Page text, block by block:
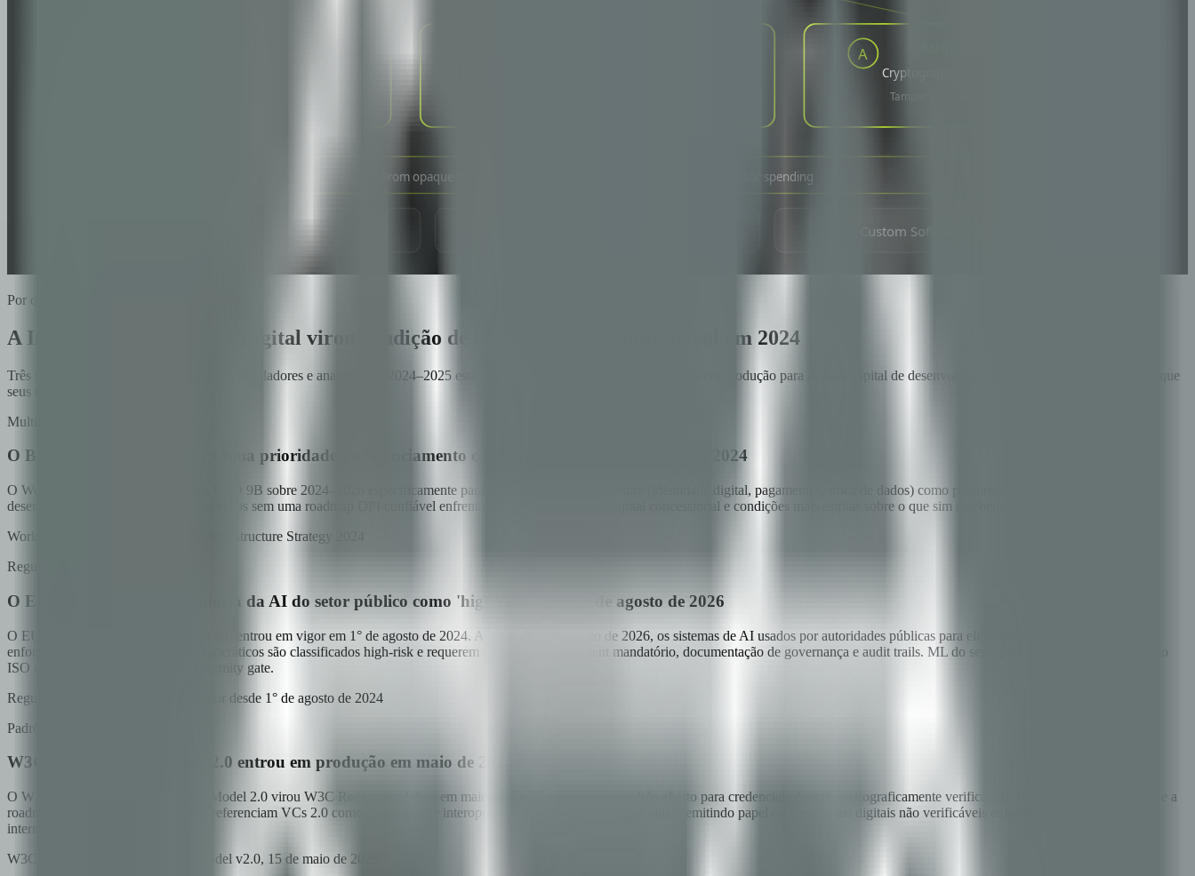
Por que agora
A Infraestrutura Pública Digital virou condição de financiamento multilateral em 2024
Três sinais convergentes de multilaterais, reguladores e analistas em 2024–2025 estão redefinindo o que um governo precisa em produção para acessar capital de desenvolvimento — e para entregar serviços que
seus cidadãos possam verificar.
Multilateral
O Banco Mundial fez de DPI uma prioridade de financiamento com USD 9B comprometidos em 2024
O World Bank Group comprometeu USD 9B sobre 2024–2026 especificamente para Digital Public Infrastructure (identidade digital, pagamentos, troca de dados) como precondição para financiamento de
desenvolvimento mais amplo. Os governos sem uma roadmap DPI confiável enfrentam acesso mais lento a capital concessional e condições mais estritas sobre o que sim recebem.
World Bank Group · Digital Public Infrastructure Strategy 2024
Regulatório
O EU AI Act classifica a maioria da AI do setor público como 'high risk' a partir de agosto de 2026
O EU AI Act (Regulamento 2024/1689) entrou em vigor em 1° de agosto de 2024. A partir de 2 de agosto de 2026, os sistemas de AI usados por autoridades públicas para elegibilidade de benefícios, law
enforcement, justiça e processos democráticos são classificados high-risk e requerem conformity assessment mandatório, documentação de governança e audit trails. ML do setor público sem governança estilo
ISO 42001 não sobreviverá ao conformity gate.
Regulamento UE 2024/1689, em vigor desde 1° de agosto de 2024
Padrões
W3C Verifiable Credentials 2.0 entrou em produção em maio de 2025
O W3C Verifiable Credentials Data Model 2.0 virou W3C Recommendation em maio de 2025, finalizando o padrão aberto para credenciais digitais criptograficamente verificáveis. Os doadores multilaterais e a
roadmap EUDI Wallet da UE agora referenciam VCs 2.0 como o baseline de interoperabilidade. Os governos que sigam emitindo papel ou credenciais digitais não verificáveis enfrentarão reconhecimento
internacional declinante.
W3C Verifiable Credentials Data Model v2.0, 15 de maio de 2025